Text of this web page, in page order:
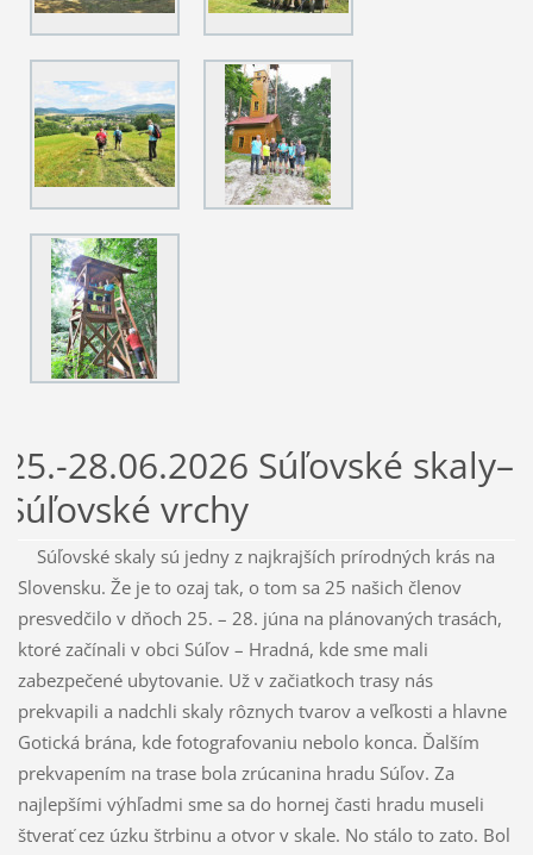
25.-28.06.2026 Súľovské skaly–
Súľovské vrchy
Súľovské skaly sú jedny z najkrajších prírodných krás na
Slovensku. Že je to ozaj tak, o tom sa 25 našich členov
presvedčilo v dňoch 25. – 28. júna na plánovaných trasách,
ktoré začínali v obci Súľov – Hradná, kde sme mali
zabezpečené ubytovanie. Už v začiatkoch trasy nás
prekvapili a nadchli skaly rôznych tvarov a veľkosti a hlavne
Gotická brána, kde fotografovaniu nebolo konca. Ďalším
prekvapením na trase bola zrúcanina hradu Súľov. Za
najlepšími výhľadmi sme sa do hornej časti hradu museli
štverať cez úzku štrbinu a otvor v skale. No stálo to zato. Bol